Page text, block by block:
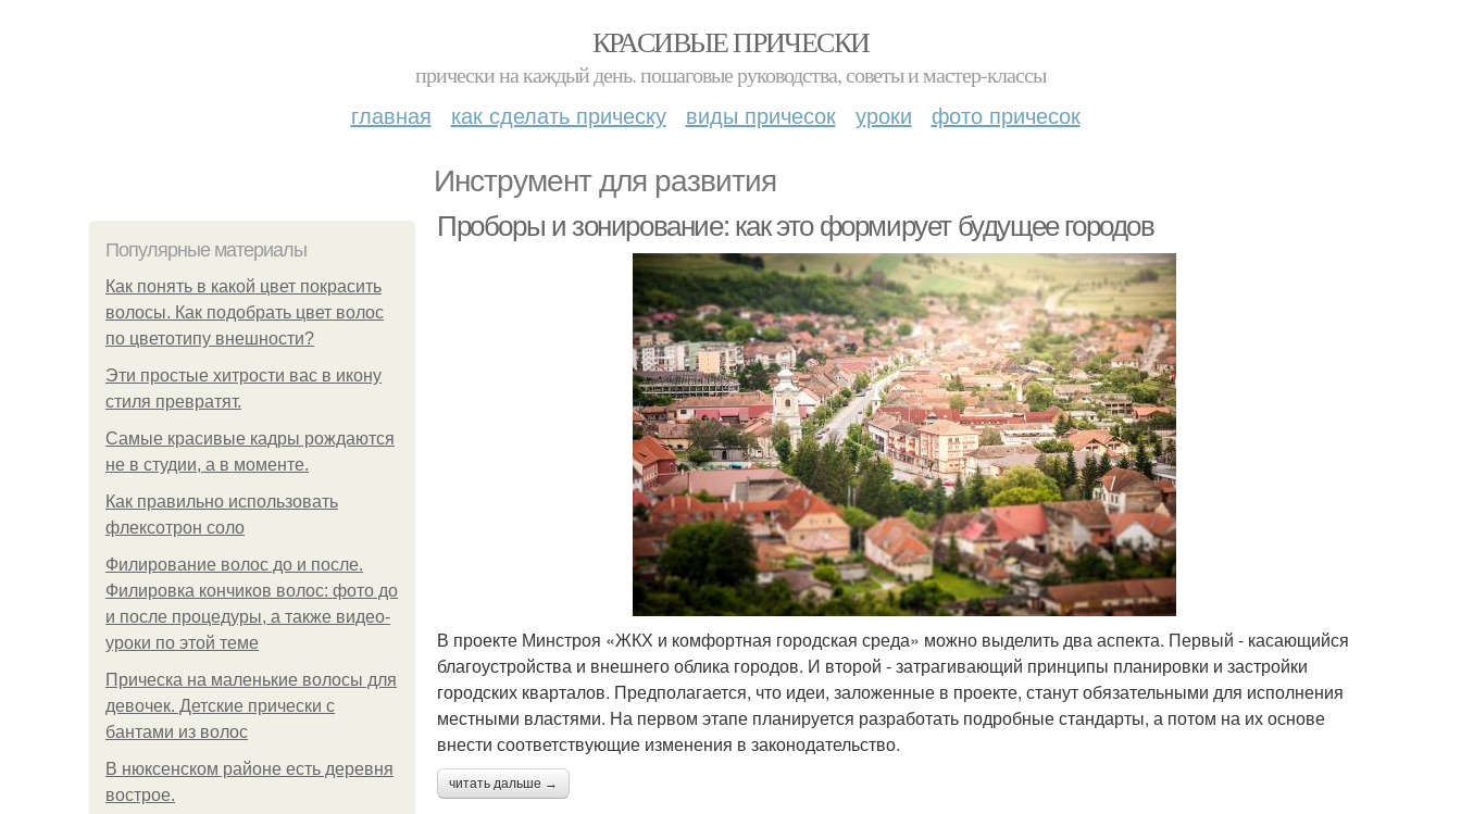
КРАСИВЫЕ ПРИЧЕСКИ
прически на каждый день. пошаговые руководства, советы и мастер-классы
главная как сделать прическу виды причесок уроки фото причесок
Инструмент для развития
Популярные материалы
Как понять в какой цвет покрасить
волосы. Как подобрать цвет волос
по цветотипу внешности?
Эти простые хитрости вас в икону
стиля превратят.
Самые красивые кадры рождаются
не в студии, а в моменте.
Как правильно использовать
флексотрон соло
Филирование волос до и после.
Филировка кончиков волос: фото до
и после процедуры, а также видео-
уроки по этой теме
Прическа на маленькие волосы для
девочек. Детские прически с
бантами из волос
В нюксенском районе есть деревня
вострое.
Проборы и зонирование: как это формирует будущее городов
В проекте Минстроя «ЖКХ и комфортная городская среда» можно выделить два аспекта. Первый - касающийся
благоустройства и внешнего облика городов. И второй - затрагивающий принципы планировки и застройки
городских кварталов. Предполагается, что идеи, заложенные в проекте, станут обязательными для исполнения
местными властями. На первом этапе планируется разработать подробные стандарты, а потом на их основе
внести соответствующие изменения в законодательство.
читать дальше →